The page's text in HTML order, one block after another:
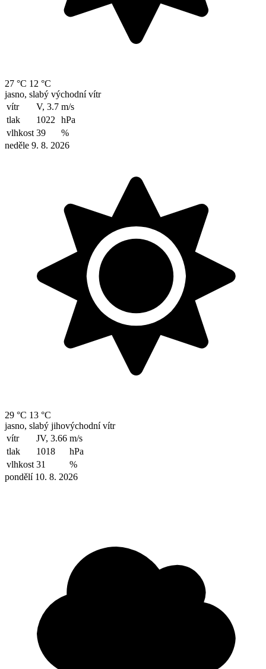
27 °C 12 °C
jasno, slabý východní vítr
vítr
V, 3.7 m/s
tlak
1022
hPa
vlhkost 39
%
neděle 9. 8. 2026
29 °C 13 °C
jasno, slabý jihovýchodní vítr
vítr
JV, 3.66 m/s
tlak
1018
hPa
vlhkost 31
%
pondělí 10. 8. 2026